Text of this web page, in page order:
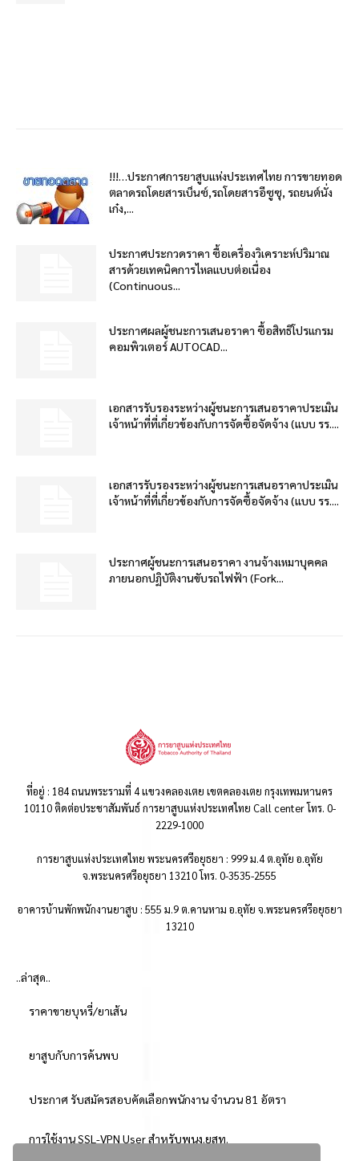
!!!…ประกาศการยาสูบแห่งประเทศไทย การขายทอด
ตลาดรถโดยสารเบ็นซ์,รถโดยสารอีซูซุ, รถยนต์นั่ง
เก๋ง,...
ประกาศประกวดราคา ซื้อเครื่องวิเคราะห์ปริมาณ
สารด้วยเทคนิคการไหลแบบต่อเนื่อง
(Continuous...
ประกาศผลผู้ชนะการเสนอราคา ซื้อสิทธิโปรแกรม
คอมพิวเตอร์ AUTOCAD...
เอกสารรับรองระหว่างผู้ชนะการเสนอราคาประเมิน
เจ้าหน้าที่ที่เกี่ยวข้องกับการจัดซื้อจัดจ้าง (แบบ รร....
เอกสารรับรองระหว่างผู้ชนะการเสนอราคาประเมิน
เจ้าหน้าที่ที่เกี่ยวข้องกับการจัดซื้อจัดจ้าง (แบบ รร....
ประกาศผู้ชนะการเสนอราคา งานจ้างเหมาบุคคล
ภายนอกปฏิบัติงานขับรถไฟฟ้า (Fork...
ที่อยู่ : 184 ถนนพระรามที่ 4 แขวงคลองเตย เขตคลองเตย กรุงเทพมหานคร
10110 ติดต่อประชาสัมพันธ์ การยาสูบแห่งประเทศไทย Call center โทร. 0-
2229-1000
การยาสูบแห่งประเทศไทย พระนครศรีอยุธยา : 999 ม.4 ต.อุทัย อ.อุทัย
จ.พระนครศรีอยุธยา 13210 โทร. 0-3535-2555
อาคารบ้านพักพนักงานยาสูบ : 555 ม.9 ต.คานหาม อ.อุทัย จ.พระนครศรีอยุธยา
13210
..ล่าสุด..
ราคาขายบุหรี่/ยาเส้น
ยาสูบกับการค้นพบ
ประกาศ รับสมัครสอบคัดเลือกพนักงาน จำนวน 81 อัตรา
การใช้งาน SSL-VPN User สำหรับพนง.ยสท.